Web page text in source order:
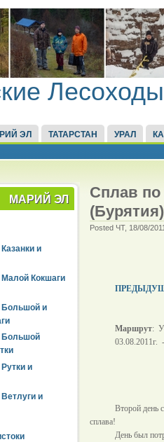
ЭЛ ТАТАРСТАН УРАЛ
МАРИЙ ЭЛ
и
Кокшаги
Большой и
Большой
и
и
Сплав по
(Бурятия)
Posted ЧТ, 18/08/
Маршрут:
03.08.2011г. -
Второй день
сплава!
День был